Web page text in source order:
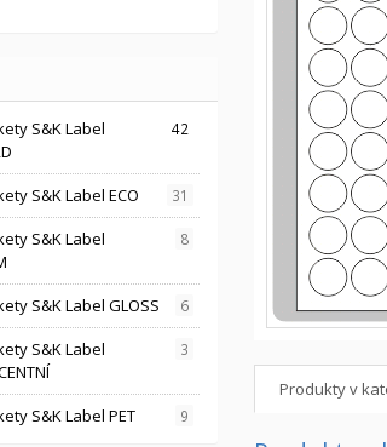
Produkty v
S&K Label
42
S&K Label ECO 31
S&K Label
8
S&K Label GLOSS 6
S&K Label
3
S&K Label PET 9